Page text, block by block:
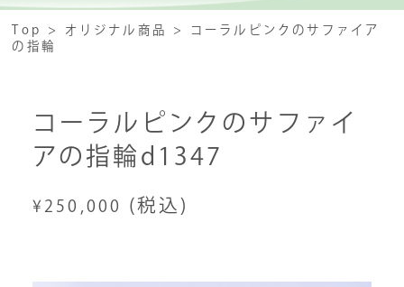
Top オリジナル商品
コーラルピンクのサファイア
の指輪
コーラルピンクのサファイ
アの指輪d1347
¥250,000 (税込)